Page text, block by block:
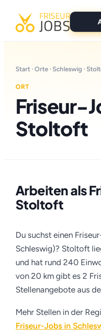
Für Bewerber
Marken
Start ·Orte · Schleswig ·
ORT
Friseur-
Stoltoft
Arbeiten als
Stoltoft
Du suchst einen
Schleswig)? Stoltoft
und hat rund 240
von 20 km gibt es 2
Stellenangebote aus
Mehr Stellen in der
Friseur-Jobs in